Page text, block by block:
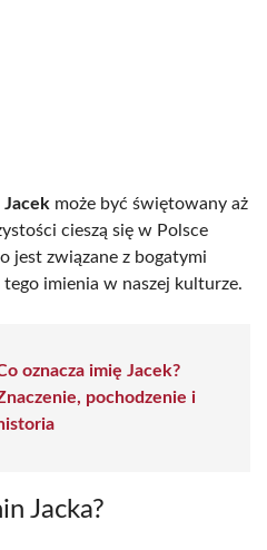
Jacek może być świętowany aż
cieszą się w Polsce
jest związane z bogatymi
imienia w naszej kulturze.
oznacza imię Jacek?
pochodzenie i
historia
Jacka?